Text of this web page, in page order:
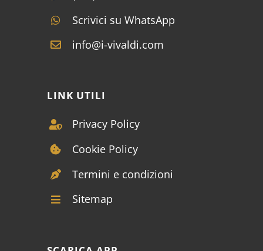
Scrivici su WhatsApp
info@i-vivaldi.com
LINK UTILI
Privacy Policy
Cookie Policy
Termini e condizioni
Sitemap